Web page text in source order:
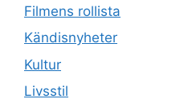
Filmens rollista
Kändisnyheter
Kultur
Livsstil